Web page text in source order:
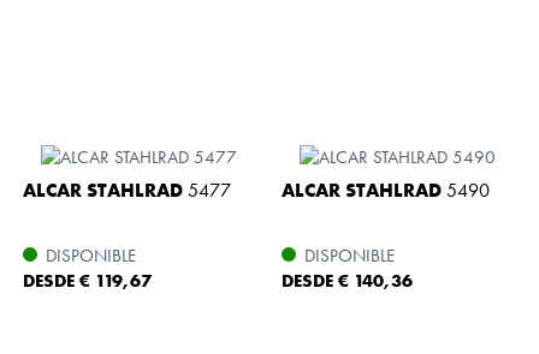
ALCAR STAHLRAD5477
DISPONIBLE
DESDE € 119,67
ALCAR STAHLRAD5490
DISPONIBLE
DESDE € 140,36